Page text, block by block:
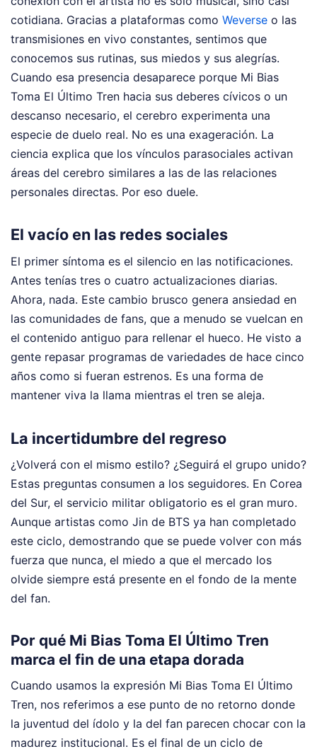
cotidiana. Gracias a plataformas como Weverse o las
transmisiones en vivo constantes, sentimos que
conocemos sus rutinas, sus miedos y sus alegrías.
Cuando esa presencia desaparece porque Mi Bias
Toma El Último Tren hacia sus deberes cívicos o un
descanso necesario, el cerebro experimenta una
especie de duelo real. No es una exageración. La
ciencia explica que los vínculos parasociales activan
áreas del cerebro similares a las de las relaciones
personales directas. Por eso duele.
El vacío en las redes sociales
El primer síntoma es el silencio en las notificaciones.
Antes tenías tres o cuatro actualizaciones diarias.
Ahora, nada. Este cambio brusco genera ansiedad en
las comunidades de fans, que a menudo se vuelcan en
el contenido antiguo para rellenar el hueco. He visto a
gente repasar programas de variedades de hace cinco
años como si fueran estrenos. Es una forma de
mantener viva la llama mientras el tren se aleja.
La incertidumbre del regreso
¿Volverá con el mismo estilo? ¿Seguirá el grupo unido?
Estas preguntas consumen a los seguidores. En Corea
del Sur, el servicio militar obligatorio es el gran muro.
Aunque artistas como Jin de BTS ya han completado
este ciclo, demostrando que se puede volver con más
fuerza que nunca, el miedo a que el mercado los
olvide siempre está presente en el fondo de la mente
del fan.
Por qué Mi Bias Toma El Último Tren
marca el fin de una etapa dorada
Cuando usamos la expresión Mi Bias Toma El Último
Tren, nos referimos a ese punto de no retorno donde
la juventud del ídolo y la del fan parecen chocar con la
madurez institucional. Es el final de un ciclo de